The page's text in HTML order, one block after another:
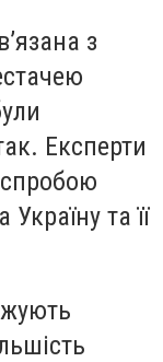
з
Експерти
та її